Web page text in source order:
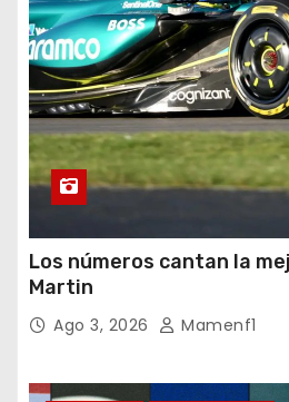
Los números cantan la
Martin
Ago 3, 2026 Mamenf1